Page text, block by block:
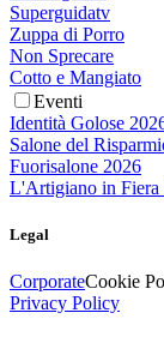
Superguidatv
Zuppa di Porro
Non Sprecare
Cotto e Mangiato
Eventi
Identità Golose
Salone del
Fuorisalone 2026
L'Artigiano in Fiera
Legal
CorporateCookie
Privacy Policy